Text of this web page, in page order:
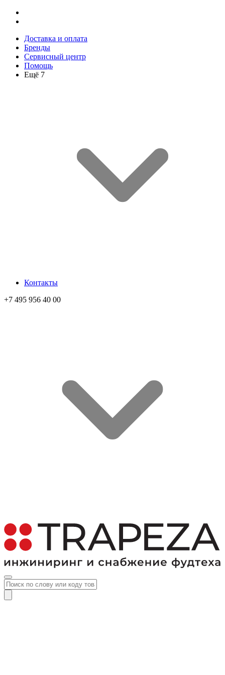
Доставка и оплата
Бренды
Сервисный центр
Помощь
Ещё 7
Контакты
+7 495 956 40 00